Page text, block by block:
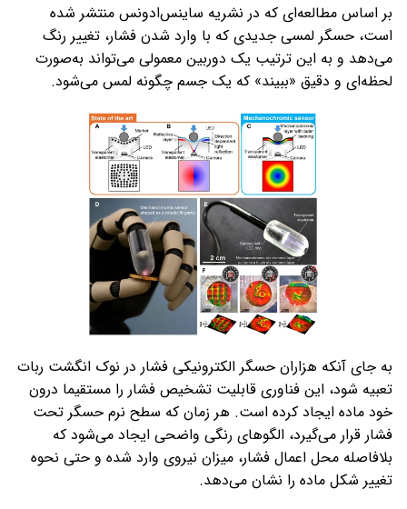
بر اساس مطالعه‌ای که در نشریه ساینس‌ادونس منتشر شده
است، حسگر لمسی جدیدی که با وارد شدن فشار، تغییر رنگ
می‌دهد و به این ترتیب یک دوربین معمولی می‌تواند به‌صورت
لحظه‌ای و دقیق «ببیند» که یک جسم چگونه لمس می‌شود.
به ‌جای آنکه هزاران حسگر الکترونیکی فشار در نوک انگشت ربات
تعبیه شود، این فناوری قابلیت تشخیص فشار را مستقیما درون
خود ماده ایجاد کرده است. هر زمان که سطح نرم حسگر تحت
فشار قرار می‌گیرد، الگوهای رنگی واضحی ایجاد می‌شود که
بلافاصله محل اعمال فشار، میزان نیروی وارد شده و حتی نحوه
تغییر شکل ماده را نشان می‌دهد.